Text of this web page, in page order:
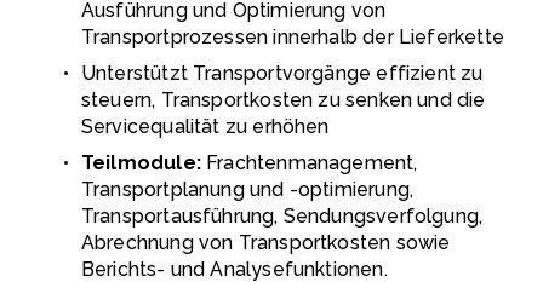
Ausführung und Optimierung von
Transportprozessen innerhalb der Lieferkette
Unterstützt Transportvorgänge effizient zu
steuern, Transportkosten zu senken und die
Servicequalität zu erhöhen
Teilmodule: Frachtenmanagement,
Transportplanung und -optimierung,
Transportausführung, Sendungsverfolgung,
Abrechnung von Transportkosten sowie
Berichts- und Analysefunktionen.